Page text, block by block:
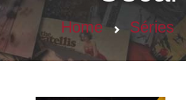
Home Séries